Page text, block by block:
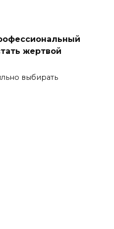
жертвой
выбирать